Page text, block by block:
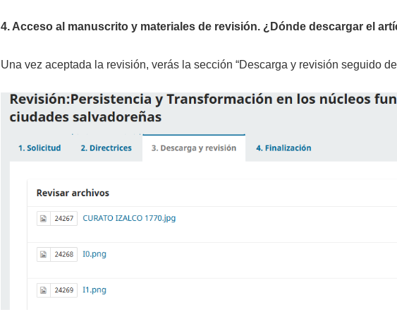
4. Acceso al manuscrito y materiales de revisión. ¿Dónde descargar el
Una vez aceptada la revisión, verás la sección “Descarga y revisión seguido